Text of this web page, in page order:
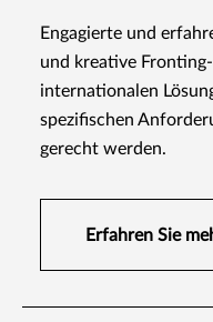
Engagierte und
und kreative
internationalen
spezifischen
gerecht werden.
Erfahren Sie